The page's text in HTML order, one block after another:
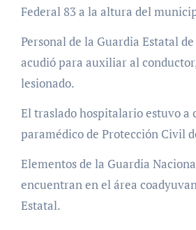
Federal 83 a la altura del
Personal de la Guardia Estatal
acudió para auxiliar al
lesionado.
El traslado hospitalario estuvo a
paramédico de Protección Civil
Elementos de la Guardia
encuentran en el área
Estatal.